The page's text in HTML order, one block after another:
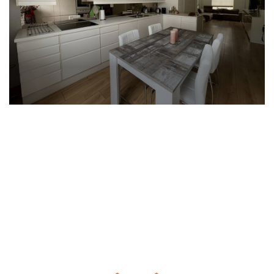
KENMERKEN
Type woonhuis: appartement
Type gebouw: galerij flat
Woonoppervlakte: circa 36 m2
Bouwjaar: circa 1963
Gezamenlijke fietsenberging, afsluitbaar
Huurprijs: € 648,-